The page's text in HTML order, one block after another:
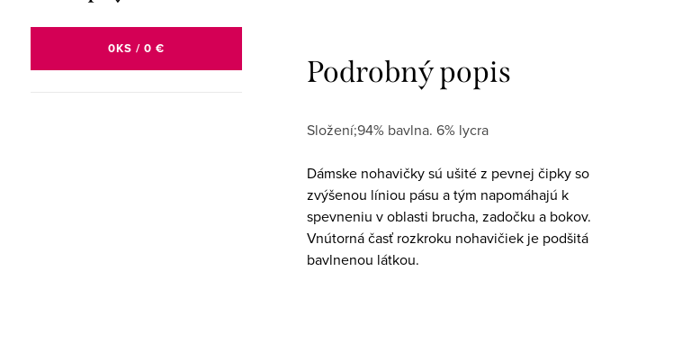
0KS / 0 €
Podrobný popis
Složení;94% bavlna. 6% lycra
Dámske nohavičky sú ušité z pevnej čipky so
zvýšenou líniou pásu a tým napomáhajú k
spevneniu v oblasti brucha, zadočku a bokov.
Vnútorná časť rozkroku nohavičiek je podšitá
bavlnenou látkou.